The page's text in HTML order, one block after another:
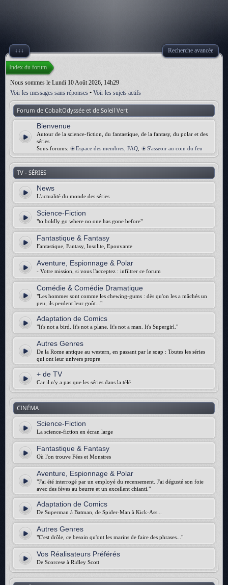
↓↓↓ Recherche avancée
Index du forum
Nous sommes le Lundi 10 Août 2026, 14h29
Voir les messages sans réponses • Voir les sujets actifs
Forum de CobaltOdyssée et de Soleil Vert
Bienvenue
Autour de la science-fiction, du fantastique, de la fantasy, du polar et des
séries
Sous-forums:
Espace des membres, FAQ S'asseoir au coin du feu
TV - SÉRIES
News
L'actualité du monde des séries
Science-Fiction
"to boldly go where no one has gone before"
Fantastique & Fantasy
Fantastique, Fantasy, Insolite, Epouvante
Aventure, Espionnage & Polar
- Votre mission, si vous l'acceptez : infiltrer ce forum
Comédie & Comédie Dramatique
"Les hommes sont comme les chewing-gums : dès qu'on les a mâchés un
peu, ils perdent leur goût..."
Adaptation de Comics
"It's not a bird. It's not a plane. It's not a man. It's Supergirl."
Autres Genres
De la Rome antique au western, en passant par le soap : Toutes les séries
qui ont leur univers propre
+ de TV
Car il n'y a pas que les séries dans la télé
CINÉMA
Science-Fiction
La science-fiction en écran large
Fantastique & Fantasy
Où l'on trouve Fées et Monstres
Aventure, Espionnage & Polar
"J'ai été interrogé par un employé du recensement. J'ai dégusté son foie
avec des fèves au beurre et un excellent chianti."
Adaptation de Comics
De Superman à Batman, de Spider-Man à Kick-Ass...
Autres Genres
"C'est drôle, ce besoin qu'ont les marins de faire des phrases..."
Vos Réalisateurs Préférés
De Scorcese à Ridley Scott